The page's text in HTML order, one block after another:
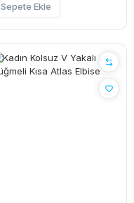
Sepete Ekle